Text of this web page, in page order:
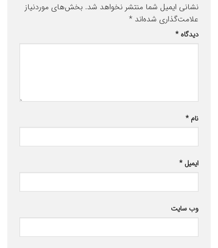
نشانی ایمیل شما منتشر نخواهد شد. بخش‌های موردنیاز
علامت‌گذاری شده‌اند *
دیدگاه *
نام *
ایمیل *
وب‌ سایت